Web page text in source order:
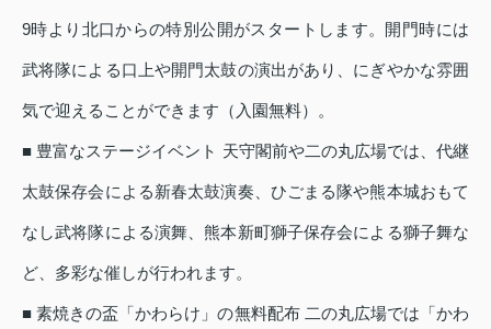
9時より北口からの特別公開がスタートします。開門時には
武将隊による口上や開門太鼓の演出があり、にぎやかな雰囲
気で迎えることができます（入園無料）。
■ 豊富なステージイベント 天守閣前や二の丸広場では、代継
太鼓保存会による新春太鼓演奏、ひごまる隊や熊本城おもて
なし武将隊による演舞、熊本新町獅子保存会による獅子舞な
ど、多彩な催しが行われます。
■ 素焼きの盃「かわらけ」の無料配布 二の丸広場では「かわ